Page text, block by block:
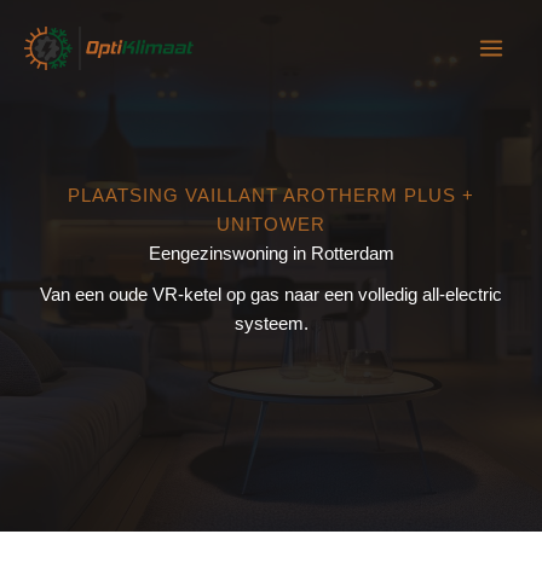
naar
PLAATSING VAILLANT AROTHERM PLUS +
UNITOWER
Eengezinswoning in Rotterdam
Van een oude VR-ketel op gas naar een volledig all-electric
systeem.